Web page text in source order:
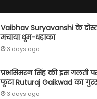
Vaibhav Suryavanshi के
मचाया धूम-धड़ाका
3 days ago
प्रभसिमरन सिंह की इस गलती
फूटा Ruturaj Gaikwad का
3 days ago